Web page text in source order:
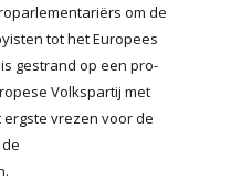
om de
tot het Europees
gestrand op een pro-
Volkspartij met
vrezen voor de